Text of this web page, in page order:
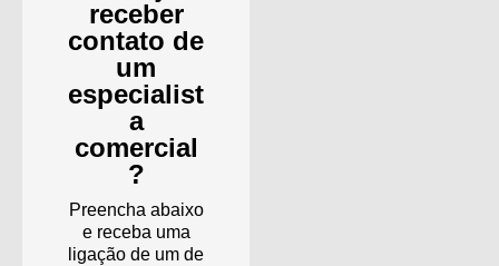
receber
contato de
um
especialist
a
comercial
?
Preencha abaixo
e receba uma
ligação de um de